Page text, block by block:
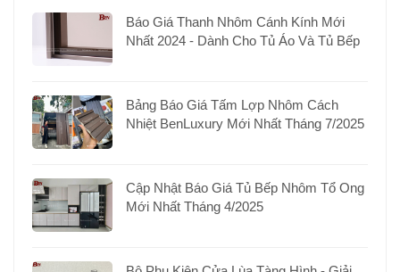
Báo Giá Thanh Nhôm Cánh Kính Mới
Nhất 2024 - Dành Cho Tủ Áo Và Tủ Bếp
Bảng Báo Giá Tấm Lợp Nhôm Cách
Nhiệt BenLuxury Mới Nhất Tháng 7/2025
Cập Nhật Báo Giá Tủ Bếp Nhôm Tổ Ong
Mới Nhất Tháng 4/2025